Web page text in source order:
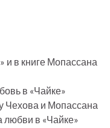
и в книге Мопассана
в «Чайке»
Чехова и Мопассана
любви в «Чайке»